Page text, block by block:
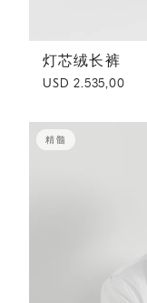
灯芯绒长裤 白色
灯芯绒长裤
USD 2.535,00
精髓